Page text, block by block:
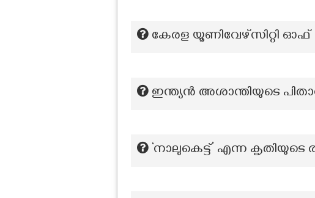
കേരള യൂണിവേഴ്സിറ്റി
ഇന്ത്യന്‍ അശാന്തിയുടെ
‘നാലുകെട്ട്’ എന്ന കൃതിയുടെ